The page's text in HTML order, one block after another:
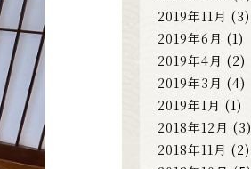
2019年11月 (3)
2019年6月 (1)
2019年4月 (2)
2019年3月 (4)
2019年1月 (1)
2018年12月 (3)
2018年11月 (2)